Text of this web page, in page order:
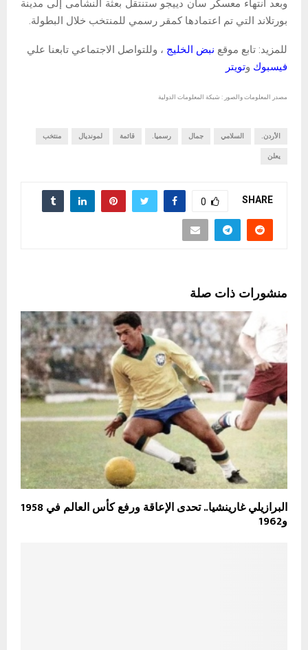
وبعد انتهاء معسكر سان دييجو ستنتقل بعثة النشامى إلى مدينة
بورتلاند التي تم اعتمادها كمقر رسمي للمنتخب خلال البطولة.
للمزيد: تابع موقع نبض الخليج ، وللتواصل الاجتماعي تابعنا علي
فيسبوك وتويتر
مصدر المعلومات والصور : شبكة المعلومات الدولية
الأردن. السلامي جمال رسميا. قائمة لمونديال منتخب
يعلن
SHARE
0
منشورات ذات صلة
البرازيلي غارينشيا.. تحدى الإعاقة ورفع كأس العالم في 1958
و1962